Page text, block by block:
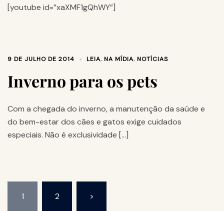
[youtube id=”xaXMF1gQhWY”]
9 DE JULHO DE 2014 LEIA, NA MÍDIA, NOTÍCIAS
Inverno para os pets
Com a chegada do inverno, a manutenção da saúde e
do bem-estar dos cães e gatos exige cuidados
especiais. Não é exclusividade […]
1 2 >